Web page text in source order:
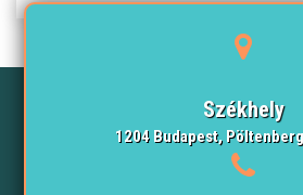
Székhely
1204 Budapest,